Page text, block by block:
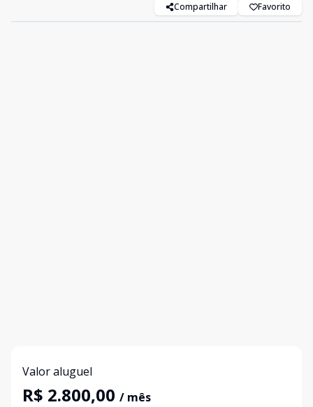
Compartilhar Favorito
Valor aluguel
R$ 2.800,00 / mês